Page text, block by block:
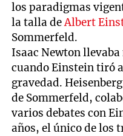
los paradigmas
la talla deAlbert
Sommerfeld.
Isaac Newton
cuando Einstein tiró
gravedad.
de Sommerfeld,
varios debates con
años, el único de los